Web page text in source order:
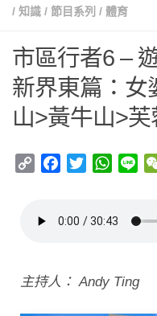
/ 知識 / 節目系列 / 體育
市區行者6 –
新界東篇：女
山>黃牛山>芙
Copy
Facebook
Twitter
主持人： Andy Ting